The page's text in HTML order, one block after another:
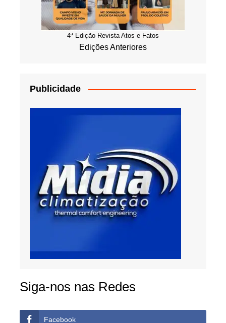
4ª Edição Revista Atos e Fatos
Edições Anteriores
Publicidade
Siga-nos nas Redes
Facebook